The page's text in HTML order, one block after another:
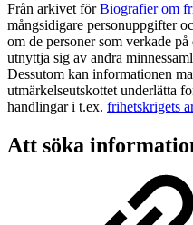
Från arkivet förBiografier om
mångsidigare personuppgifter
om de personer som verkade
utnyttja sig av andra
Dessutom kan informationen
utmärkelseutskottet underlätta
handlingar i t.ex. frihetskrigets
Att söka